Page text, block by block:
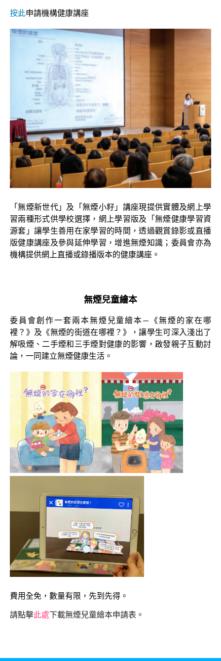
按此申請機構健康講座
「無煙新世代」及「無煙小籽」講座現提供實體及網上學
習兩種形式供學校選擇，網上學習版及「無煙健康學習資
源套」讓學生善用在家學習的時間，透過觀賞錄影或直播
版健康講座及參與延伸學習，增進無煙知識；委員會亦為
機構提供網上直播或錄播版本的健康講座。
無煙兒童繪本
委員會創作一套兩本無煙兒童繪本—《無煙的家在哪
裡？》及《無煙的街道在哪裡？》，讓學生可深入淺出了
解吸煙、二手煙和三手煙對健康的影響，啟發親子互動討
論，一同建立無煙健康生活。
費用全免，數量有限，先到先得。
請點擊此處 下載無煙兒童繪本申請表。